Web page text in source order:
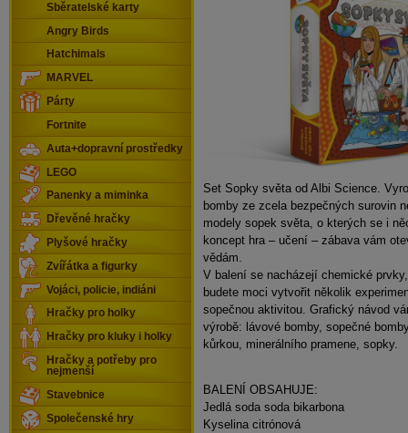
Set Sopky světa od Albi Science.
bomby ze zcela bezpečných surovin
modely sopek světa, o kterých se i
koncept hra – učení – zábava vám
vědám.
V balení se nacházejí chemické
budete moci vytvořit několik
sopečnou aktivitou. Grafický návod
výrobě: lávové bomby, sopečné
kůrkou, minerálního pramene, sopky.
BALENÍ OBSAHUJE:
Jedlá soda soda bikarbona
Kyselina citrónová
Sběratelské karty
Angry Birds
Hatchimals
MARVEL
Párty
Fortnite
Auta+dopravní prostředky
LEGO
Panenky a miminka
Dřevěné hračky
Plyšové hračky
Zvířátka a figurky
Vojáci, policie, indiáni
Hračky pro holky
Hračky pro kluky i holky
Hračky a potřeby pro
nejmenší
Stavebnice
Společenské hry